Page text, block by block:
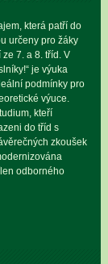
která patří do
určeny pro žáky
7. a 8. tříd. V
je výuka
podmínky pro
výuce.
kteří
do tříd s
zkoušek
odborného